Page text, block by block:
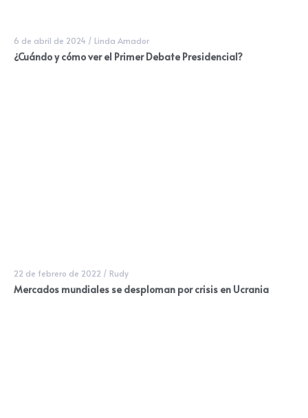
6 de abril de 2024 / Linda Amador
¿Cuándo y cómo ver el Primer Debate Presidencial?
22 de febrero de 2022 / Rudy
Mercados mundiales se desploman por crisis en Ucrania